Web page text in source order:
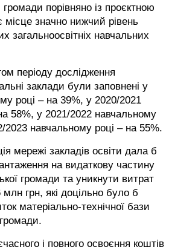
порівняно із проєктною
значно нижчий рівень
загальноосвітніх навчальних
періоду дослідження
заклади були заповнені у
році – на 39%, у 2020/2021
58%, у 2021/2022 навчальному
2023 навчальному році – на 55%.
мережі закладів освіти дала б
на видаткову частину
громади та уникнути витрат
грн, які доцільно було б
матеріально-технічної бази
і повного освоєння коштів